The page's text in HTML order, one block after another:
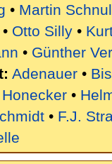
• Martin
Otto Silly•
• Günther
Adenauer•
Honecker•
• F.J.